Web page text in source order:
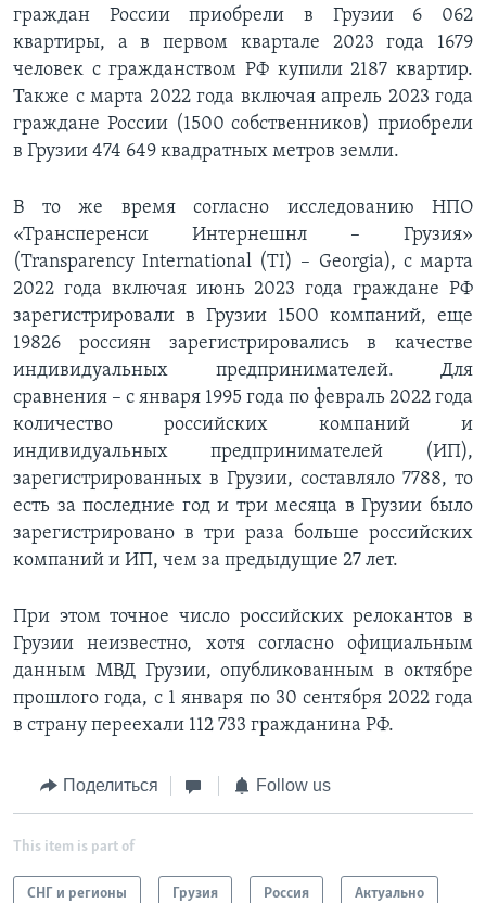
граждан России приобрели в Грузии 6 062
квартиры, а в первом квартале 2023 года 1679
человек с гражданством РФ купили 2187 квартир.
Также с марта 2022 года включая апрель 2023 года
граждане России (1500 собственников) приобрели
в Грузии 474 649 квадратных метров земли.
В то же время согласно исследованию НПО
«Трансперенси Интернешнл – Грузия»
(Transparency International (TI) – Georgia), с марта
2022 года включая июнь 2023 года граждане РФ
зарегистрировали в Грузии 1500 компаний, еще
19826 россиян зарегистрировались в качестве
индивидуальных предпринимателей. Для
сравнения – с января 1995 года по февраль 2022 года
количество российских компаний и
индивидуальных предпринимателей (ИП),
зарегистрированных в Грузии, составляло 7788, то
есть за последние год и три месяца в Грузии было
зарегистрировано в три раза больше российских
компаний и ИП, чем за предыдущие 27 лет.
При этом точное число российских релокантов в
Грузии неизвестно, хотя согласно официальным
данным МВД Грузии, опубликованным в октябре
прошлого года, с 1 января по 30 сентября 2022 года
в страну переехали 112 733 гражданина РФ.
Поделиться Follow us
This item is part of
СНГ и регионы Грузия Россия Актуально